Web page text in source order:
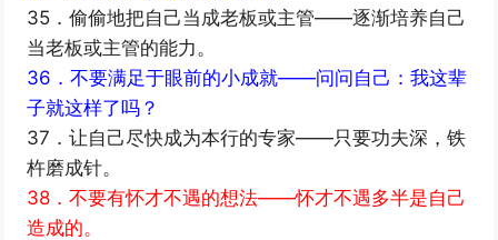
35．偷偷地把自己当成老板或主管——逐渐培养自己
当老板或主管的能力。
36．不要满足于眼前的小成就——问问自己：我这辈
子就这样了吗？
37．让自己尽快成为本行的专家——只要功夫深，铁
杵磨成针。
38．不要有怀才不遇的想法——怀才不遇多半是自己
造成的。